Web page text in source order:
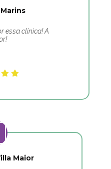
essa clínica! A
Maior